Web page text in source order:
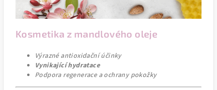
Kosmetika z mandlového oleje
Výrazné antioxidační účinky
Vynikající hydratace
Podpora regenerace a ochrany pokožky